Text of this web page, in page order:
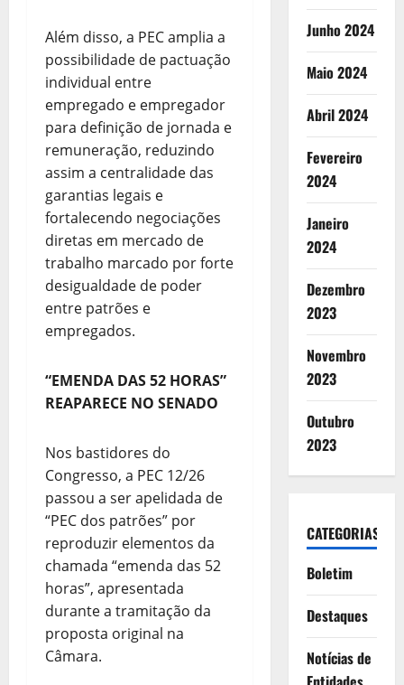
Além disso, a PEC amplia a
possibilidade de pactuação
individual entre
empregado e empregador
para definição de jornada e
remuneração, reduzindo
assim a centralidade das
garantias legais e
fortalecendo negociações
diretas em mercado de
trabalho marcado por forte
desigualdade de poder
entre patrões e
empregados.
“EMENDA DAS 52 HORAS”
REAPARECE NO SENADO
Nos bastidores do
Congresso, a PEC 12/26
passou a ser apelidada de
“PEC dos patrões” por
reproduzir elementos da
chamada “emenda das 52
horas”, apresentada
durante a tramitação da
proposta original na
Câmara.
Junho 2024
Maio 2024
Abril 2024
Fevereiro
2024
Janeiro
2024
Dezembro
2023
Novembro
2023
Outubro
2023
CATEGORIAS
Boletim
Destaques
Notícias de